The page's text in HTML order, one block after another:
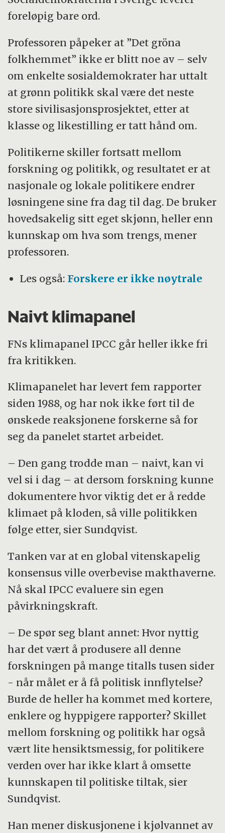
foreløpig bare ord.
Professoren påpeker at ”Det gröna
folkhemmet” ikke er blitt noe av – selv
om enkelte sosialdemokrater har uttalt
at grønn politikk skal være det neste
store sivilisasjonsprosjektet, etter at
klasse og likestilling er tatt hånd om.
Politikerne skiller fortsatt mellom
forskning og politikk, og resultatet er at
nasjonale og lokale politikere endrer
løsningene sine fra dag til dag. De bruker
hovedsakelig sitt eget skjønn, heller enn
kunnskap om hva som trengs, mener
professoren.
Les også:Forskere er ikke nøytrale
Naivt klimapanel
FNs klimapanel IPCC går heller ikke fri
fra kritikken.
Klimapanelet har levert fem rapporter
siden 1988, og har nok ikke ført til de
ønskede reaksjonene forskerne så for
seg da panelet startet arbeidet.
– Den gang trodde man – naivt, kan vi
vel si i dag – at dersom forskning kunne
dokumentere hvor viktig det er å redde
klimaet på kloden, så ville politikken
følge etter, sier Sundqvist.
Tanken var at en global vitenskapelig
konsensus ville overbevise makthaverne.
Nå skal IPCC evaluere sin egen
påvirkningskraft.
– De spør seg blant annet: Hvor nyttig
har det vært å produsere all denne
forskningen på mange titalls tusen sider
- når målet er å få politisk innflytelse?
Burde de heller ha kommet med kortere,
enklere og hyppigere rapporter? Skillet
mellom forskning og politikk har også
vært lite hensiktsmessig, for politikere
verden over har ikke klart å omsette
kunnskapen til politiske tiltak, sier
Sundqvist.
Han mener diskusjonene i kjølvannet av